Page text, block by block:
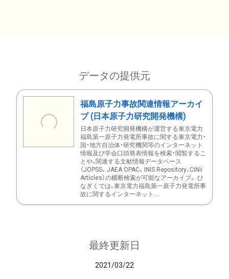
データの提供元
福島原子力事故関連情報アーカイ
ブ (日本原子力研究開発機構)
日本原子力研究開発機構が運営する東京電力
福島第一原子力発電所事故に関する東京電力・
国・地方自治体・研究機関等のインターネット
情報及び学会口頭発表情報を検索・閲覧するこ
とや、関連する文献情報データベース
（JOPSS、 JAEA OPAC、 INIS Repository、CiNii
Articles）の横断検索が可能なアーカイブ。 ひ
なぎくでは、東京電力福島第一原子力発電所事
故に関するインターネット...
最終更新日
2021/03/22